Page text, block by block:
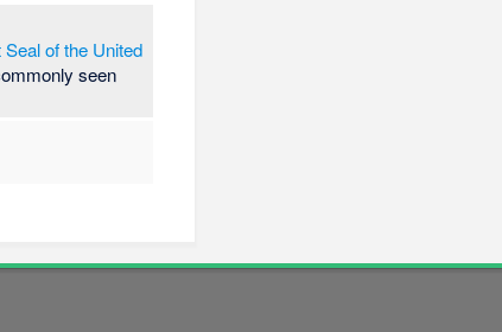
Seal of the United
seen